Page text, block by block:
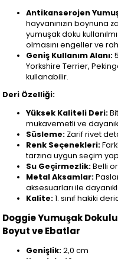
Antikanserojen
hayvanınızın boynuna
yumuşak doku
olmasını engeller ve
Geniş Kullanım Alanı:
Yorkshire Terrier,
kullanabilir.
Deri Özelliği:
Yüksek Kaliteli Deri:
mukavemetli ve
Süsleme: Zarif rivet
Renk Seçenekleri:
tarzına uygun seçim
Su Geçirmezlik:Belli
Metal Aksamlar:
aksesuarları ile
Kalite:1. sınıf hakiki
Doggie Yumuşak
Boyut ve Ebatlar
Genişlik:2,0 cm